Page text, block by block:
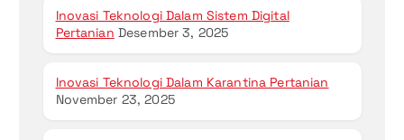
Inovasi Teknologi Dalam Sistem Digital
Pertanian Desember 3, 2025
Inovasi Teknologi Dalam Karantina Pertanian
November 23, 2025